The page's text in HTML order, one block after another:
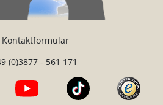
Kontaktformular
(0)3877 - 561 171